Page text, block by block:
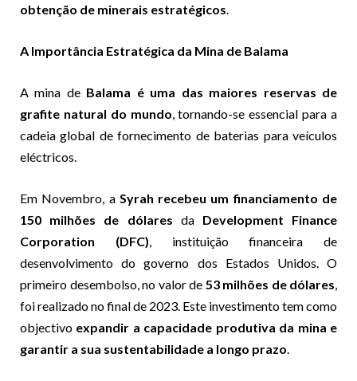
obtenção de minerais estratégicos.
A Importância Estratégica da Mina de Balama
A mina de Balama é uma das maiores reservas de
grafite natural do mundo, tornando-se essencial para a
cadeia global de fornecimento de baterias para veículos
eléctricos.
Em Novembro, a Syrah recebeu um financiamento de
150 milhões de dólares da Development Finance
Corporation (DFC), instituição financeira de
desenvolvimento do governo dos Estados Unidos. O
primeiro desembolso, no valor de 53 milhões de dólares,
foi realizado no final de 2023. Este investimento tem como
objectivo expandir a capacidade produtiva da mina e
garantir a sua sustentabilidade a longo prazo.